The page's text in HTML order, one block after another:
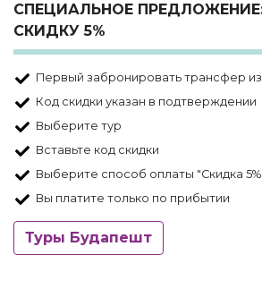
СПЕЦИАЛЬНОЕ
СКИДКУ 5%
Первый забронировать трансфер
Код скидки указан в подтверждении
Выберите тур
Вставьте код скидки
Выберите способ оплаты "Скидка
Вы платите только по прибытии
Туры Будапешт